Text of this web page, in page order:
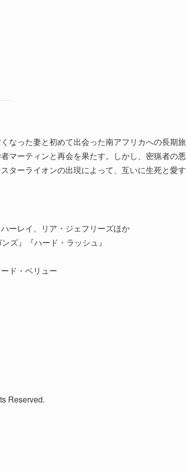
なった妻と初めて出会った南アフリカへの長期旅
マーティンと再会を果たす。しかし、密猟者の悪
ターライオンの出現によって、互いに生死と愛す
ーレイ、リア・ジェフリーズほか
ズ』『ハード・ラッシュ』
ド・ベリュー
Reserved.